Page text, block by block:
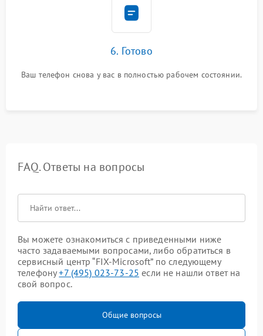
6. Готово
Ваш телефон снова у вас в полностью рабочем состоянии.
FAQ. Ответы на вопросы
Вы можете ознакомиться с приведенными ниже
часто задаваемыми вопросами, либо обратиться в
сервисный центр “FIX-Microsoft” по следующему
телефону+7 (495) 023-73-25 если не нашли ответ на
свой вопрос.
Общие вопросы